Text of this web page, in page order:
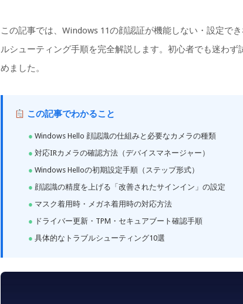
この記事では、Windows 11の顔認証が機能しない・設定で
ルシューティング手順を完全解説します。初心者でも迷わず
めました。
この記事でわかること
Windows Hello 顔認識の仕組みと必要なカメラの種類
対応IRカメラの確認方法（デバイスマネージャー）
Windows Helloの初期設定手順（ステップ形式）
顔認識の精度を上げる「改善されたサインイン」の設定
マスク着用時・メガネ着用時の対応方法
ドライバー更新・TPM・セキュアブート確認手順
具体的なトラブルシューティング10選